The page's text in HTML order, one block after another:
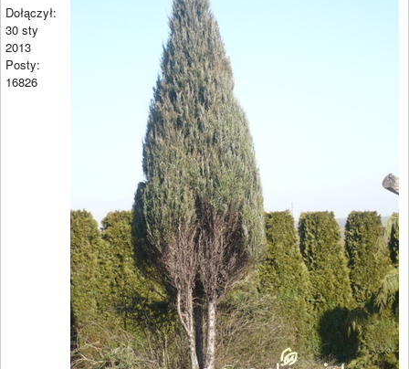
Dołączył:
30 sty
2013
Posty:
16826